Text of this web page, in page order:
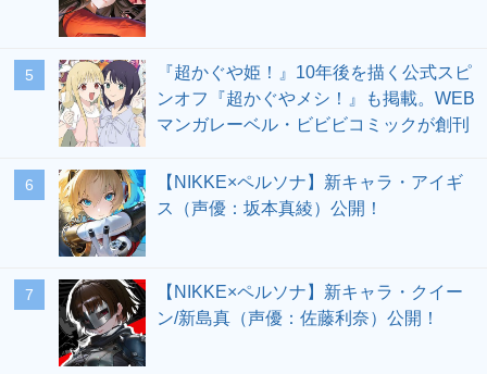
5
『超かぐや姫！』10年後を描く公式スピ
ンオフ『超かぐやメシ！』も掲載。WEB
マンガレーベル・ビビビコミックが創刊
6
【NIKKE×ペルソナ】新キャラ・アイギ
ス（声優：坂本真綾）公開！
7
【NIKKE×ペルソナ】新キャラ・クイー
ン/新島真（声優：佐藤利奈）公開！